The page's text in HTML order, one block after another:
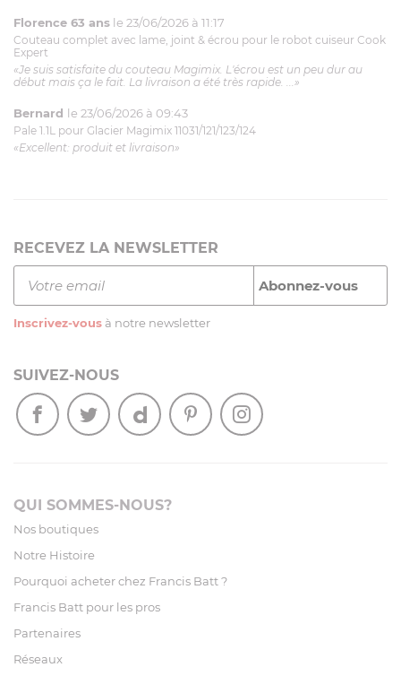
Florence 63 ans le 23/06/2026 à 11:17
Couteau complet avec lame, joint & écrou pour le robot cuiseur Cook
Expert
«Je suis satisfaite du couteau Magimix. L'écrou est un peu dur au
début mais ça le fait. La livraison a été très rapide. ...»
Bernard le 23/06/2026 à 09:43
Pale 1.1L pour Glacier Magimix 11031/121/123/124
«Excellent: produit et livraison»
RECEVEZ LA NEWSLETTER
Inscrivez-vous à notre newsletter
SUIVEZ-NOUS
QUI SOMMES-NOUS?
Nos boutiques
Notre Histoire
Pourquoi acheter chez Francis Batt ?
Francis Batt pour les pros
Partenaires
Réseaux